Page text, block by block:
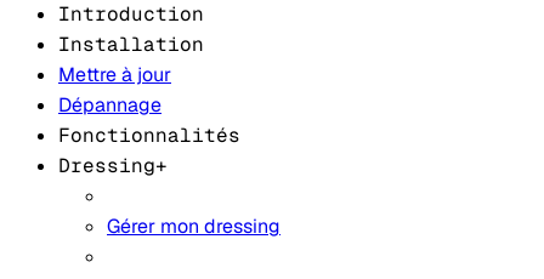
Introduction
Installation
Mettre à jour
Dépannage
Fonctionnalités
Dressing+
Gérer mon dressing